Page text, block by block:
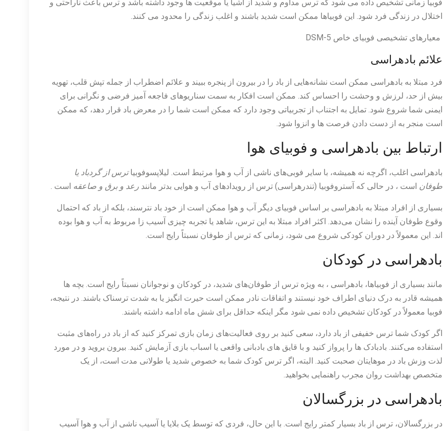
فوبیا زمانی تشخیص داده می شود که ترس مداوم و شدید از اشیا یا موقعیت ها وجود داشته باشد و ترس باعث ناراحتی و
اختلال در زندگی فرد شود. این فوبیاها ممکن است شدید باشند و اغلب زندگی را محدود می کنند.
معیارهای تشخیصی فوبیای خاص DSM-5
علائم بادهراسی
فرد مبتلا به بادهراسی ممکن است نشانه‌هایی از باد را در بیرون از پنجره ببیند و علائم اضطراب از جمله تپش قلب، تهویه
بیش از حد، لرزش و وحشت را احساس کند. ممکن است افکار به سمت سناریوهای فاجعه آمیز فرضی و نگرانی برای
ایمنی شما شروع شود. تمایل به اجتناب از تجربیاتی وجود دارد که ممکن است شما را در معرض باد قرار دهد، که ممکن
است منجر به از دست دادن فرصت ها و انزوا شود.
ارتباط بین بادهراسی و فوبیای هوا
بادهراسی اغلب، اگرچه نه همیشه، با سایر فوبی‌های ناشی از آب و هوا مرتبط است. لیلاپسوفوبیاترس از گردباد یا
طوفان است ، در حالی که آستروفوبیا (تندرهراسی) ترس از رویدادهای آب و هوایی بدتر مانند رعد و برق و صاعقه است .
بسیاری از افراد مبتلا به بادهراسی بر اساس فوبیای دیگر آب و هوا ممکن است از خود باد نترسند، بلکه از باد که احتمال
وقوع طوفان آینده را نشان می‌دهد. اکثر افراد مبتلا به این ترس، شاهد یا تجربه چیزی آسیب زا مربوط به آب و هوا بوده
اند. این معمولاً در دوران کودکی شروع می شود، زمانی که ترس از طوفان نسبتاً رایج است.
بادهراسی در کودکان
مانند بسیاری از فوبیاها، بادهراسی ، به ویژه ترس از طوفان‌های شدید، در کودکان و نوجوانان نسبتاً رایج است. بچه ها
همیشه قادر به درک دنیای اطراف خود نیستند و اتفاقات نادر ممکن است حیرت انگیز یا به شدت ترسناک باشند. در نتیجه،
فوبیا معمولاً در کودکان تشخیص داده نمی شود مگر اینکه حداقل برای شش ماه ادامه داشته باشند.
اگر کودک شما ترس خفیفی از باد دارد، سعی کنید بر روی فعالیت‌های زمان بازی تمرکز کنید که از باد در راه‌های مثبت
استفاده می‌کنند. بادبادک ها را پرواز کنید و با قایق های بادبانی واقعی یا اسباب بازی آزمایش کنید. بیرون بروید و در مورد
لذت وزش باد در موهایتان صحبت کنید. البته، اگر ترس کودک شما به خصوص شدید یا طولانی مدت است، از یک
متخصص بهداشت روان مجرب راهنمایی بخواهید.
بادهراسی در بزرگسالان
در بزرگسالان، ترس از باد بسیار کمتر رایج است. با این حال، فردی که توسط یک بلایا یا آسیب ناشی از آب و هوا آسیب